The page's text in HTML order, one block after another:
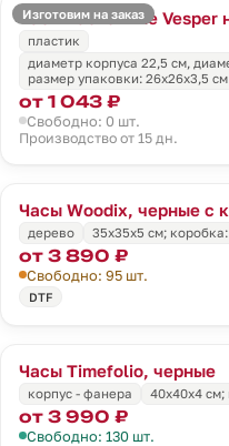
Изготовим на заказ
Часы настенные Vesper
пластик
диаметр корпуса 22,5 см,
размер упаковки: 26x26x3,5 см
от 1 043 ₽
Свободно: 0 шт.
Производство от 15 дн.
Часы Woodix, черные с
дерево
35x35x5 cм;
от 3 890 ₽
Свободно: 95 шт.
DTF
Часы Timefolio, черные
корпус - фанера
40x40x4 cм;
от 3 990 ₽
Свободно: 130 шт.